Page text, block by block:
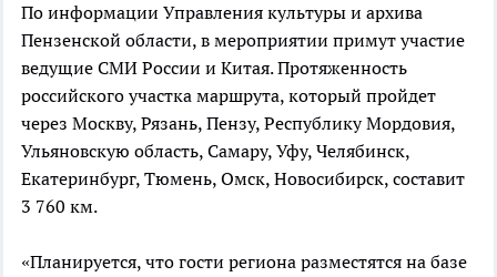
По информации Управления культуры и архива
Пензенской области, в мероприятии примут участие
ведущие СМИ России и Китая. Протяженность
российского участка маршрута, который пройдет
через Москву, Рязань, Пензу, Республику Мордовия,
Ульяновскую область, Самару, Уфу, Челябинск,
Екатеринбург, Тюмень, Омск, Новосибирск, составит
3 760 км.
«Планируется, что гости региона разместятся на базе